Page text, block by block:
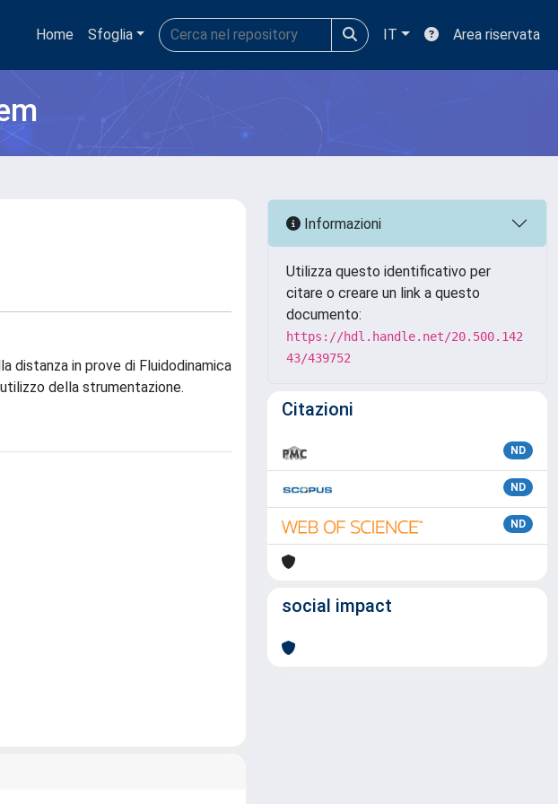
Home Sfoglia IT Area riservata
distanza in prove di Fluidodinamica
della strumentazione.
Informazioni
Utilizza questo identificativo per
citare o creare un link a questo
documento:
https://hdl.handle.net/20.500.142
43/439752
Citazioni
ND
ND
ND
social impact